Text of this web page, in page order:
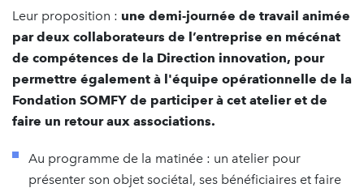
Leur proposition : une demi-journée de travail animée
par deux collaborateurs de l’entreprise en mécénat
de compétences de la Direction innovation, pour
permettre également à l'équipe opérationnelle de la
Fondation SOMFY de participer à cet atelier et de
faire un retour aux associations.
Au programme de la matinée : un atelier pour
présenter son objet sociétal, ses bénéficiaires et faire